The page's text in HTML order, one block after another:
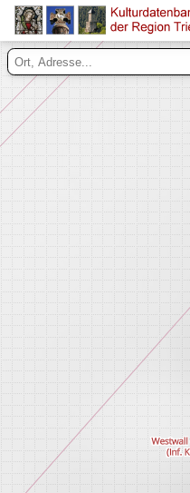
Suche
Inhalte